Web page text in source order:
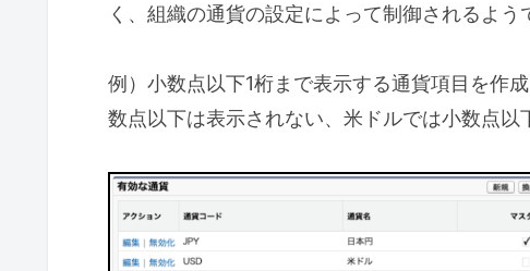
く、組織の通貨の設定によって制御されるよう
例）小数点以下1桁まで表示する通貨項目を作
数点以下は表示されない、米ドルでは小数点以